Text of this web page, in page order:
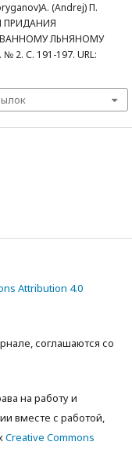
(Аndrej) П.
ПРИДАНИЯ
ЛЬНЯНОМУ
2. С. 191-197. URL:
Attribution 4.0
соглашаются со
на работу и
вместе с работой,
Creative Commons